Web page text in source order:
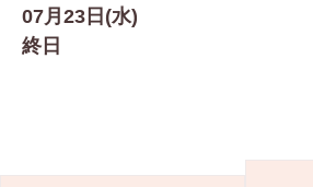
07月23日(水)
終日